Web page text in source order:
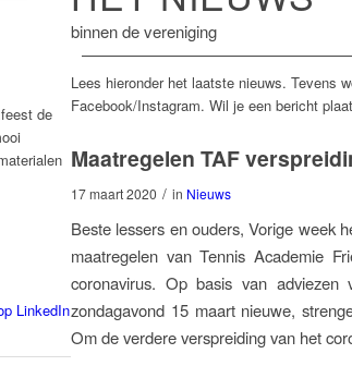
de
LinkedIn
binnen de vereniging
Lees hieronder het laatste nieuws. Tevens
Facebook/Instagram. Wil je een bericht
Maatregelen TAF
17 maart 2020 / in Nieuws
Beste lessers en ouders, Vorige week
maatregelen van Tennis Academie
coronavirus. Op basis van
zondagavond 15 maart nieuwe,
Om de verdere verspreiding van het